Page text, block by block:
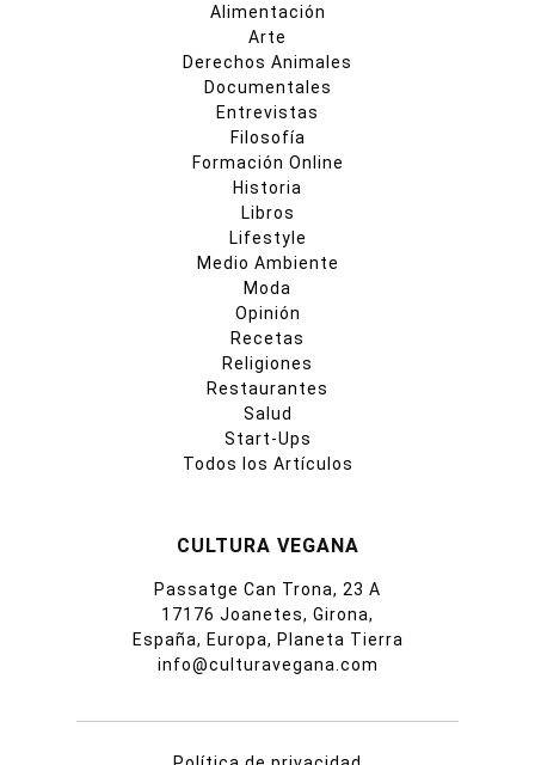
Alimentación
Arte
Derechos Animales
Documentales
Entrevistas
Filosofía
Formación Online
Historia
Libros
Lifestyle
Medio Ambiente
Moda
Opinión
Recetas
Religiones
Restaurantes
Salud
Start-Ups
Todos los Artículos
CULTURA VEGANA
Passatge Can Trona, 23 A
17176 Joanetes, Girona,
España, Europa, Planeta Tierra
info@culturavegana.com